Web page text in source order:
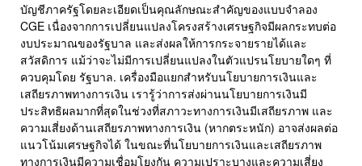
บัญชีภาครัฐโดยละเอียดเป็นคุณลักษณะสำคัญของแบบจำลอง
CGE เนื่องจากการเปลี่ยนแปลงโครงสร้างเศรษฐกิจมีผลกระทบต่อ
งบประมาณของรัฐบาล และส่งผลให้การกระจายรายได้และ
สวัสดิการ แม้ว่าจะไม่มีการเปลี่ยนแปลงในตัวแปรนโยบายใดๆ ที่
ควบคุมโดย รัฐบาล. เครื่องมือแยกสำหรับนโยบายการเงินและ
เสถียรภาพทางการเงิน เรารู้ว่าการส่งผ่านนโยบายการเงินมี
ประสิทธิผลมากที่สุดในช่วงที่สภาวะทางการเงินมีเสถียรภาพ และ
ความเสี่ยงด้านเสถียรภาพทางการเงิน (หากตระหนัก) อาจส่งผลต่อ
แนวโน้มเศรษฐกิจได้ ในขณะที่นโยบายการเงินและเสถียรภาพ
ทางการเงินมีความเชื่อมโยงกัน ความเปราะบางและความเสี่ยง